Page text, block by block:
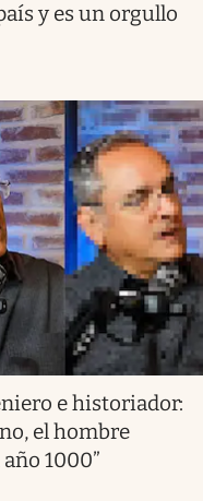
y es un orgullo
e historiador:
el hombre
1000”